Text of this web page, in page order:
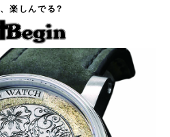
楽しんでる?
リミテッドエディション 2017/19